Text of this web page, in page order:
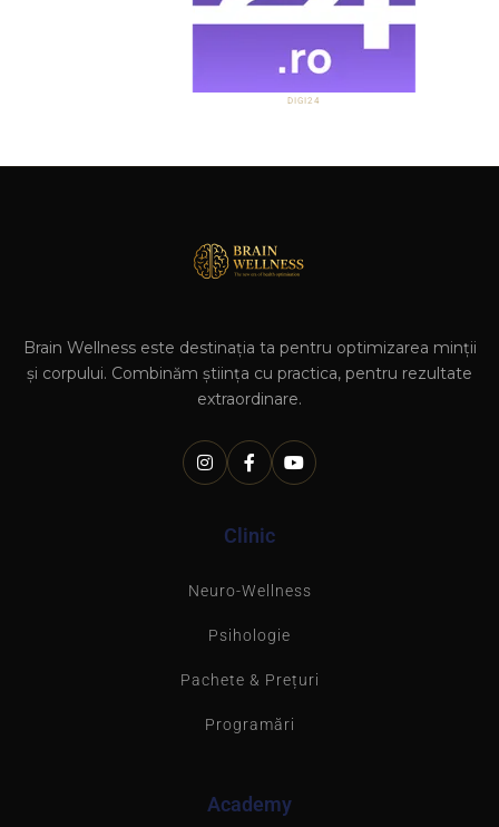
Brain Wellness este destinația ta pentru optimizarea minții
și corpului. Combinăm știința cu practica, pentru rezultate
extraordinare.
Clinic
Neuro-Wellness
Psihologie
Pachete & Prețuri
Programări
Academy